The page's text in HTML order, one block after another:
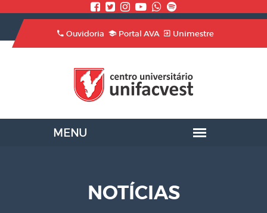
Ouvidoria Portal AVA Unimestre
NOTÍCIAS